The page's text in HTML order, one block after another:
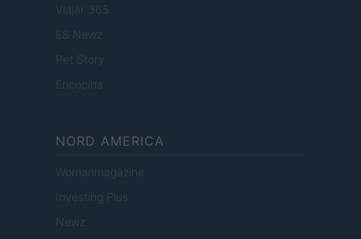
Viajar 365
ES Newz
Pet Story
Encocina
NORD AMERICA
Womanmagazine
Investing Plus
Newz